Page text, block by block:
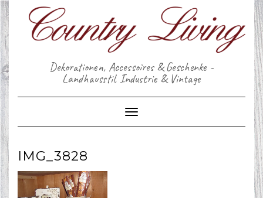
Skip
to
content
Dekorationen, Accessoires & Geschenke -
Landhausstil, Industrie & Vintage
Toggle Navigation
IMG_3828